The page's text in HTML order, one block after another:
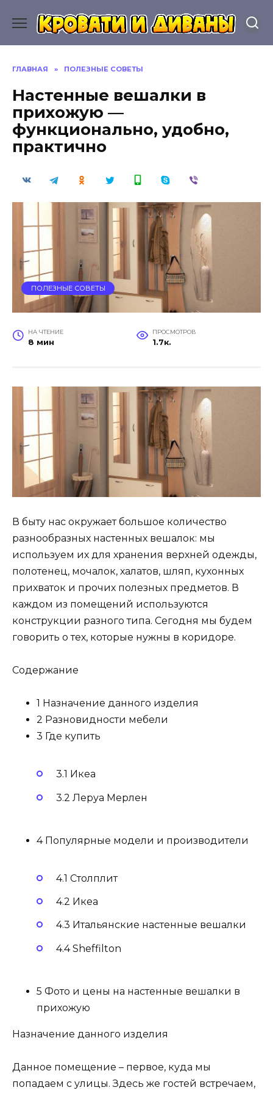
содержанию
ГЛАВНАЯ » ПОЛЕЗНЫЕ СОВЕТЫ
Настенные вешалки в
прихожую —
функционально, удобно,
практично
ПОЛЕЗНЫЕ СОВЕТЫ
НА ЧТЕНИЕ
8 мин
ПРОСМОТРОВ
1.7к.
В быту нас окружает большое количество
разнообразных настенных вешалок: мы
используем их для хранения верхней одежды,
полотенец, мочалок, халатов, шляп, кухонных
прихваток и прочих полезных предметов. В
каждом из помещений используются
конструкции разного типа. Сегодня мы будем
говорить о тех, которые нужны в коридоре.
Содержание
1 Назначение данного изделия
2 Разновидности мебели
3 Где купить
3.1 Икеа
3.2 Леруа Мерлен
4 Популярные модели и производители
4.1 Столплит
4.2 Икеа
4.3 Итальянские настенные вешалки
4.4 Sheffilton
5 Фото и цены на настенные вешалки в
прихожую
Назначение данного изделия
Данное помещение – первое, куда мы
попадаем с улицы. Здесь же гостей встречаем,